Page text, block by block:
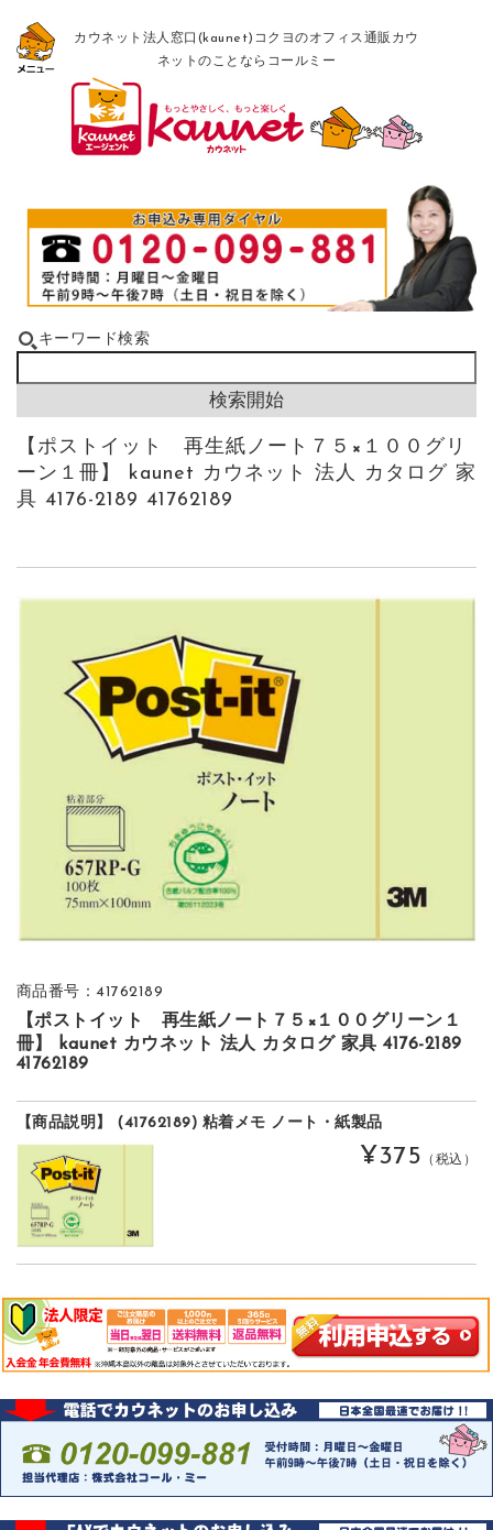
カウネット法人窓口(kaunet)コクヨのオフィス通販カウ
ネットのことならコールミー
キーワード検索
【ポストイット 再生紙ノート７５×１００グリ
ーン１冊】 kaunet カウネット 法人 カタログ 家
具 4176-2189 41762189
商品番号：41762189
【ポストイット 再生紙ノート７５×１００グリーン１
冊】 kaunet カウネット 法人 カタログ 家具 4176-2189
41762189
【商品説明】 (41762189) 粘着メモ ノート・紙製品
¥375 （税込）